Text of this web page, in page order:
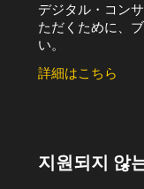
デジタル・コン
ただくために、
い。
詳細はこちら
지원되지 않